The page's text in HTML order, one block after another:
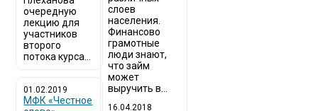
очередную
лекцию для
участников
второго
потока курса...
01.02.2019
МФК «Честное
слоев
населения.
Финансово
грамотные
люди знают,
что займ
может
выручить в...
16.04.2018